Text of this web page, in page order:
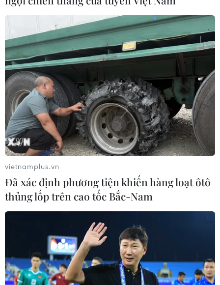
vietnamplus.vn
Đã xác định phương tiện khiến hàng loạt ôtô
thủng lốp trên cao tốc Bắc-Nam